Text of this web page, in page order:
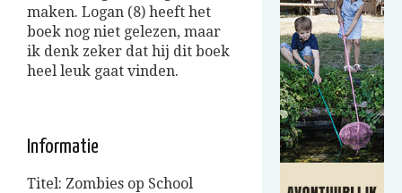
maken. Logan (8) heeft het
boek nog niet gelezen, maar
ik denk zeker dat hij dit boek
heel leuk gaat vinden.
Informatie
Titel: Zombies op School